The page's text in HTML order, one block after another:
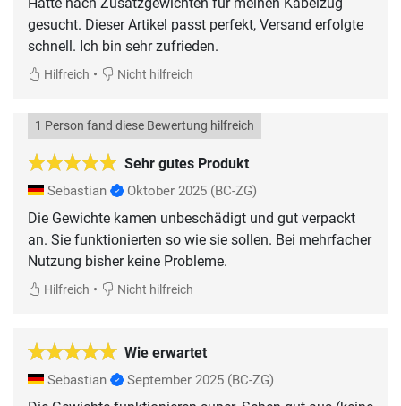
gesucht. Dieser Artikel passt perfekt, Versand erfolgte
schnell. Ich bin sehr zufrieden.
Hilfreich • Nicht hilfreich
Sehr gutes Produkt
1 Person fand diese Bewertung hilfreich
Sebastian Oktober 2025 (BC-ZG)
Die Gewichte kamen unbeschädigt und gut verpackt
an. Sie funktionierten so wie sie sollen. Bei mehrfacher
Nutzung bisher keine Probleme.
Hilfreich • Nicht hilfreich
Wie erwartet
Sebastian September 2025 (BC-ZG)